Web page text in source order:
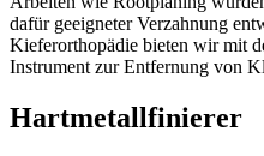
dafür geeigneter Verzahnung
Kieferorthopädie bieten wir mit
Instrument zur Entfernung von
Hartmetallfinierer